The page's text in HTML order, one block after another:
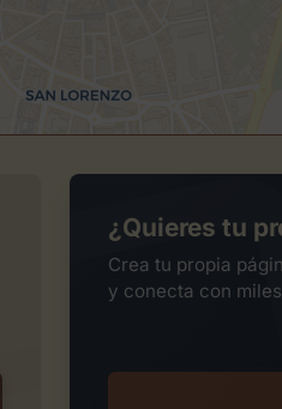
¿Quieres tu
Crea tu propia
y conecta con